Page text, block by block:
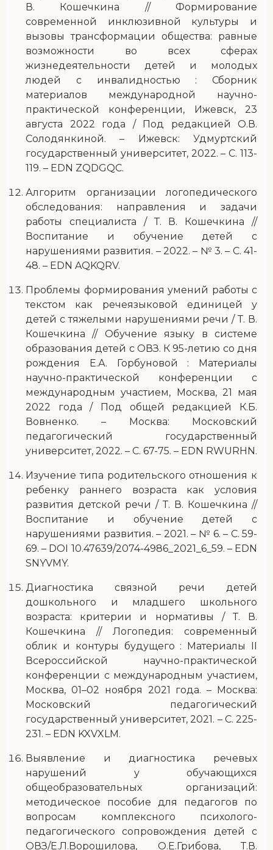
В. Кошечкина // Формирование
современной инклюзивной культуры и
вызовы трансформации общества: равные
возможности во всех сферах
жизнедеятельности детей и молодых
людей с инвалидностью : Сборник
материалов международной научно-
практической конференции, Ижевск, 23
августа 2022 года / Под редакцией О.В.
Солодянкиной. – Ижевск: Удмуртский
государственный университет, 2022. – С. 113-
119. – EDN ZQDGQC.
Алгоритм организации логопедического
обследования: направления и задачи
работы специалиста / Т. В. Кошечкина //
Воспитание и обучение детей с
нарушениями развития. – 2022. – № 3. – С. 41-
48. – EDN AQKQRV.
Проблемы формирования умений работы с
текстом как речеязыковой единицей у
детей с тяжелыми нарушениями речи / Т. В.
Кошечкина // Обучение языку в системе
образования детей с ОВЗ. К 95-летию со дня
рождения Е.А. Горбуновой : Материалы
научно-практической конференции с
международным участием, Москва, 21 мая
2022 года / Под общей редакцией К.Б.
Вовненко. – Москва: Московский
педагогический государственный
университет, 2022. – С. 67-75. – EDN RWURHN.
Изучение типа родительского отношения к
ребенку раннего возраста как условия
развития детской речи / Т. В. Кошечкина //
Воспитание и обучение детей с
нарушениями развития. – 2021. – № 6. – С. 59-
69. – DOI 10.47639/2074-4986_2021_6_59. – EDN
SNYVMY.
Диагностика связной речи детей
дошкольного и младшего школьного
возраста: критерии и нормативы / Т. В.
Кошечкина // Логопедия: современный
облик и контуры будущего : Материалы II
Всероссийской научно-практической
конференции с международным участием,
Москва, 01–02 ноября 2021 года. – Москва:
Московский педагогический
государственный университет, 2021. – С. 225-
231. – EDN KXVXLM.
Выявление и диагностика речевых
нарушений у обучающихся
общеобразовательных организаций:
методическое пособие для педагогов по
вопросам комплексного психолого-
педагогического сопровождения детей с
ОВЗ/Е.Л.Ворошилова, О.Е.Грибова, Т.В.